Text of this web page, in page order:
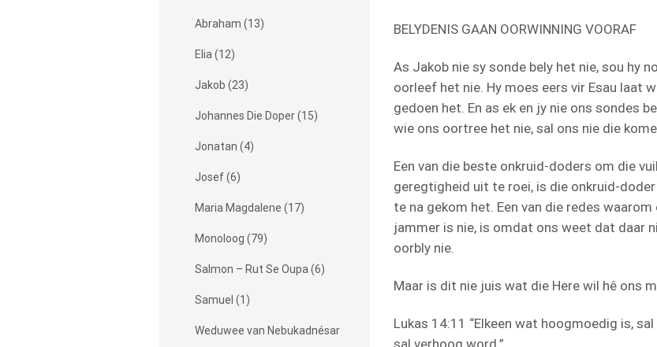
Abraham (13)
Elia (12)
Jakob (23)
Johannes Die Doper(15)
Jonatan (4)
Josef(6)
Maria Magdalene (17)
Monoloog (79)
Salmon – Rut Se Oupa (6)
Samuel (1)
Weduwee van Nebukadnésar
BELYDENIS GAAN OORWINNING VOORAF
As Jakob nie sy sonde bely het nie, sou hy
oorleef het nie. Hy moes eers vir Esau laat
gedoen het. En as ek en jy nie ons sondes
wie ons oortree het nie, sal ons nie die
Een van die beste onkruid-doders om die
geregtigheid uit te roei, is die onkruid-
te na gekom het. Een van die redes
jammer is nie, is omdat ons weet dat daar
oorbly nie.
Maar is dit nie juis wat die Here wil hê ons
Lukas 14:11 “Elkeen wat hoogmoedig is,
sal verhoog word.”